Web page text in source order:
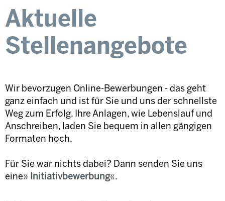
Aktuelle
Stellenangebote
Wir bevorzugen Online-Bewerbungen - das geht
ganz einfach und ist für Sie und uns der schnellste
Weg zum Erfolg. Ihre Anlagen, wie Lebenslauf und
Anschreiben, laden Sie bequem in allen gängigen
Formaten hoch.
Für Sie war nichts dabei? Dann senden Sie uns
eine
Initiativbewerbung .